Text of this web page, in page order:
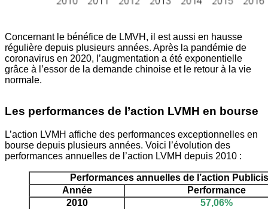
Concernant le bénéfice de LMVH, il est aussi en hausse
régulière depuis plusieurs années. Après la pandémie de
coronavirus en 2020, l’augmentation a été exponentielle
grâce à l’essor de la demande chinoise et le retour à la vie
normale.
Les performances de l’action LVMH en bourse
L’action LVMH affiche des performances exceptionnelles en
bourse depuis plusieurs années. Voici l’évolution des
performances annuelles de l’action LVMH depuis 2010 :
Performances annuelles de l’action Publicis
Année
Performance
2010
57,06%